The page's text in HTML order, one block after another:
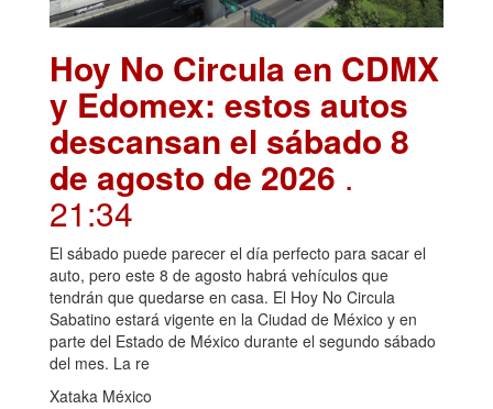
Hoy No Circula en CDMX
y Edomex: estos autos
descansan el sábado 8
de agosto de 2026 .
21:34
El sábado puede parecer el día perfecto para sacar el
auto, pero este 8 de agosto habrá vehículos que
tendrán que quedarse en casa. El Hoy No Circula
Sabatino estará vigente en la Ciudad de México y en
parte del Estado de México durante el segundo sábado
del mes. La re
Xataka México